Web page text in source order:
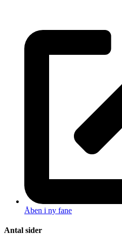
Åben i ny fane
Antal sider